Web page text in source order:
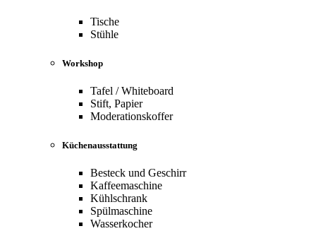
Tische
Stühle
Workshop
Tafel / Whiteboard
Stift, Papier
Moderationskoffer
Küchenausstattung
Besteck und Geschirr
Kaffeemaschine
Kühlschrank
Spülmaschine
Wasserkocher